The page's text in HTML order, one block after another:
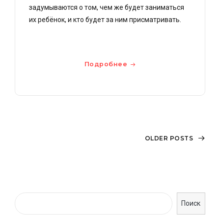
задумываются о том, чем же будет заниматься
их ребёнок, и кто будет за ним присматривать.
Подробнее
OLDER POSTS
Поиск